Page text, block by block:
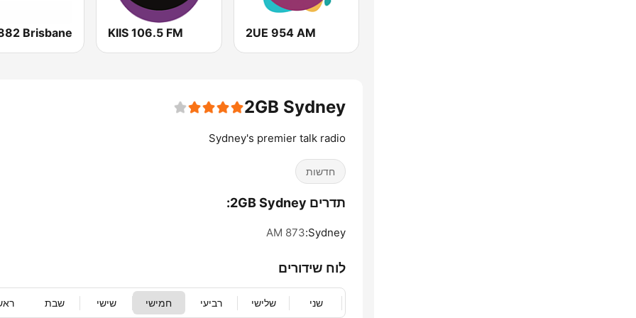
2UE 954 AM
KIIS 106.5 FM
2GB Sydney
Sydney's premier talk radio
חדשות
תדרים 2GB Sydney:
Sydney:
873 AM
לוח שידורים
שני שלישי רביעי חמישי שישי שבת